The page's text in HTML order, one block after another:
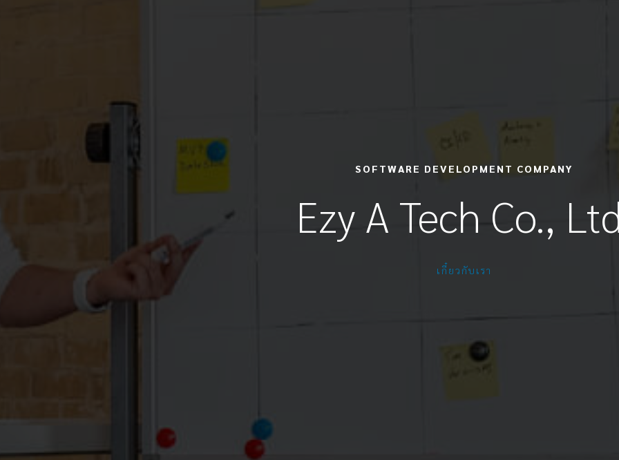
SOFTWARE DEVELOPMENT COMPANY
Ezy A Tech Co.,
เกี๋ยวกับเรา